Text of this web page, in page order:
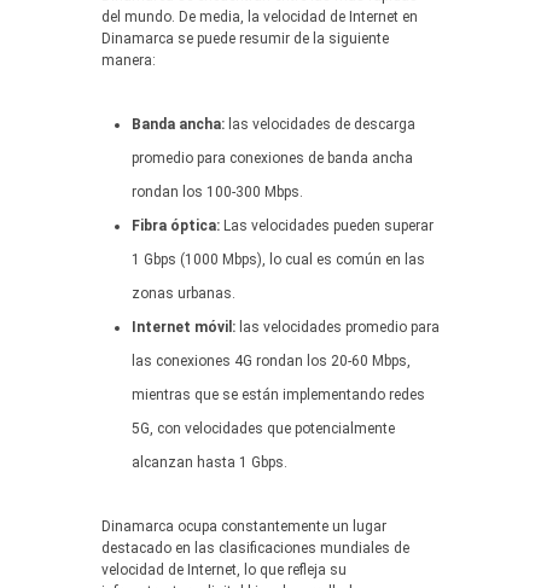
del mundo. De media, la velocidad de Internet en
Dinamarca se puede resumir de la siguiente
manera:
Banda ancha: las velocidades de descarga
promedio para conexiones de banda ancha
rondan los 100-300 Mbps.
Fibra óptica: Las velocidades pueden superar
1 Gbps (1000 Mbps), lo cual es común en las
zonas urbanas.
Internet móvil: las velocidades promedio para
las conexiones 4G rondan los 20-60 Mbps,
mientras que se están implementando redes
5G, con velocidades que potencialmente
alcanzan hasta 1 Gbps.
Dinamarca ocupa constantemente un lugar
destacado en las clasificaciones mundiales de
velocidad de Internet, lo que refleja su